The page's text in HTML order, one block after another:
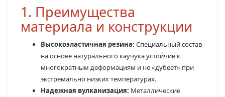
1. Преимущества
материала и конструкции
Высокоэластичная резина: Специальный состав
на основе натурального каучука устойчив к
многократным деформациям и не «дубеет» при
экстремально низких температурах.
Надежная вулканизация: Металлические